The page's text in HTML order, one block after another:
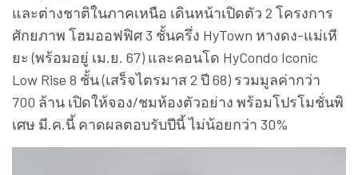
และต่างชาติในภาคเหนือ เดินหน้าเปิดตัว 2 โครงการ
ศักยภาพ โฮมออฟฟิศ 3 ชั้นครึ่ง HyTown หางดง-แม่เหี
ยะ (พร้อมอยู่ เม.ย. 67) และคอนโด HyCondo Iconic
Low Rise 8 ชั้น (เสร็จไตรมาส 2 ปี 68) รวมมูลค่ากว่า
700 ล้าน เปิดให้จอง/ชมห้องตัวอย่าง พร้อมโปรโมชั่นพิ
เศษ มี.ค.นี้ คาดผลตอบรับปีนี้ ไม่น้อยกว่า 30%